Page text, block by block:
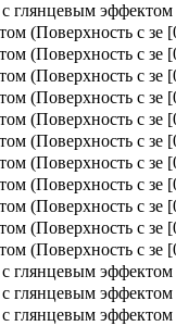
глянцевым эффектом
(Поверхность с зе
(Поверхность с зе
(Поверхность с зе
(Поверхность с зе
(Поверхность с зе
(Поверхность с зе
(Поверхность с зе
(Поверхность с зе
(Поверхность с зе
(Поверхность с зе
(Поверхность с зе
глянцевым эффектом
глянцевым эффектом
глянцевым эффектом